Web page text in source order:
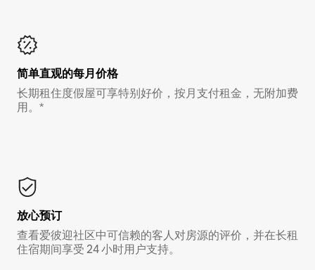
简单直观的每月价格
长期租住度假屋可享特别好价，按月支付租金，无附加费
用。*
放心预订
查看爱彼迎社区中可信赖的客人对房源的评价，并在长租
住宿期间享受 24 小时用户支持。